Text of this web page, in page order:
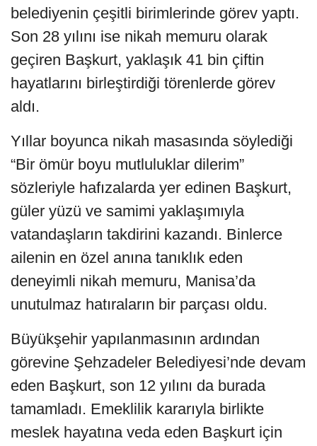
belediyenin çeşitli birimlerinde görev yaptı.
Son 28 yılını ise nikah memuru olarak
geçiren Başkurt, yaklaşık 41 bin çiftin
hayatlarını birleştirdiği törenlerde görev
aldı.
Yıllar boyunca nikah masasında söylediği
“Bir ömür boyu mutluluklar dilerim”
sözleriyle hafızalarda yer edinen Başkurt,
güler yüzü ve samimi yaklaşımıyla
vatandaşların takdirini kazandı. Binlerce
ailenin en özel anına tanıklık eden
deneyimli nikah memuru, Manisa’da
unutulmaz hatıraların bir parçası oldu.
Büyükşehir yapılanmasının ardından
görevine Şehzadeler Belediyesi’nde devam
eden Başkurt, son 12 yılını da burada
tamamladı. Emeklilik kararıyla birlikte
meslek hayatına veda eden Başkurt için